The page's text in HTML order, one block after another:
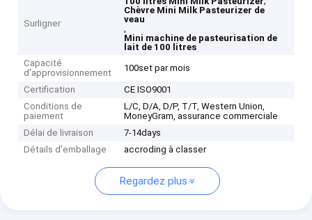
Surligner
Chèvre Mini Milk Pasteurizer de
veau
,
Mini machine de pasteurisation de
lait de 100 litres
Capacité
d'approvisionnement
100set par mois
Certification
CE ISO9001
Conditions de
paiement
L/C, D/A, D/P, T/T, Western Union,
MoneyGram, assurance commerciale
Délai de livraison
7-14days
Détails d'emballage
accroding à classer
Regardez plus